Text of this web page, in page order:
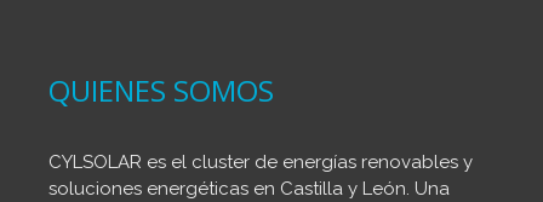
QUIENES SOMOS
CYLSOLAR es el cluster de energías renovables y
soluciones energéticas en Castilla y León. Una